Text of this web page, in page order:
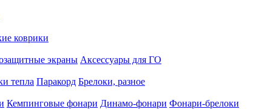
коврики
экраны Аксессуары для ГО
тепла Паракорд Брелоки, разное
Кемпинговые фонари Динамо-фонари Фонари-брелоки